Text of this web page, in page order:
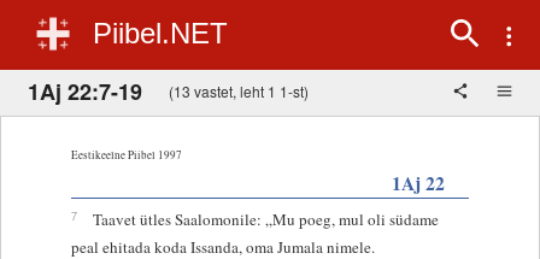
Piibel.NET
1Aj 22:7-19 (13 vastet, leht 1 1-st)
Eestikeelne Piibel 1997
1Aj 22
7
Taavet ütles Saalomonile: „Mu poeg, mul oli südame
peal ehitada koda Issanda, oma Jumala nimele.